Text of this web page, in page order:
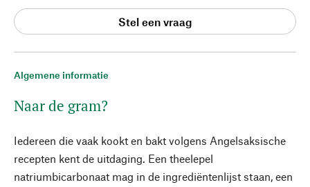
Algemene informatie
Naar de gram?
Iedereen die vaak kookt en bakt volgens Angelsaksische
recepten kent de uitdaging. Een theelepel
natriumbicarbonaat mag in de ingrediëntenlijst staan, een
Stel een vraag